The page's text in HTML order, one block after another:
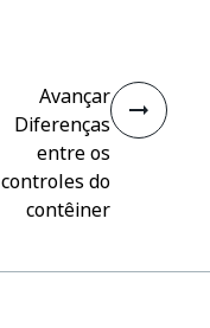
Avançar
Diferenças
entre os
controles do
contêiner